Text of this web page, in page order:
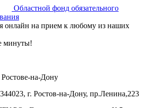
Областной фонд обязательного
онлайн на прием к любому из наших
минуты!
на-Дону
г. Ростов-на-Дону, пр.Ленина,223